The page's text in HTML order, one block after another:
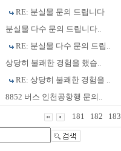
RE: 분실물 문의 드립니다
분실물 다수 문의 드립니다..
RE: 분실물 다수 문의 드립..
상당히 불쾌한 경험을 했습..
RE: 상당히 불쾌한 경험을 ..
8852 버스 인천공항행 문의..
181 182 183